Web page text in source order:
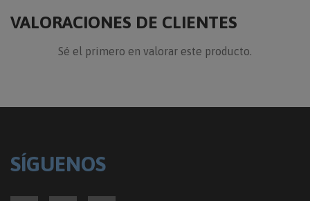
VALORACIONES DE CLIENTES
Sé el primero en valorar este producto.
SÍGUENOS